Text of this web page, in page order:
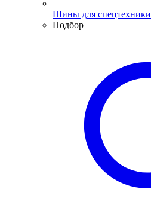
Шины для спецтехники
Подбор